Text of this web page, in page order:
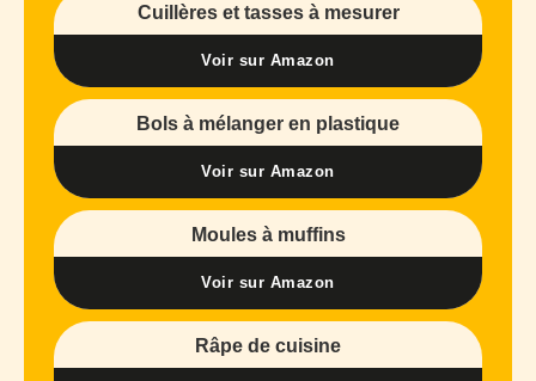
Cuillères et tasses à mesurer
Voir sur Amazon
Bols à mélanger en plastique
Voir sur Amazon
Moules à muffins
Voir sur Amazon
Râpe de cuisine